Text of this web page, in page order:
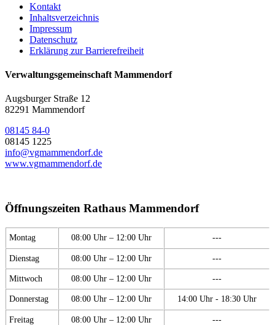
Kontakt
Inhaltsverzeichnis
Impressum
Datenschutz
Erklärung zur Barrierefreiheit
Verwaltungsgemeinschaft Mammendorf
Augsburger Straße 12
82291 Mammendorf
08145 84-0
08145 1225
info@vgmammendorf.de
www.vgmammendorf.de
Öffnungszeiten Rathaus Mammendorf
Montag 08:00 Uhr – 12:00 Uhr ---
Dienstag 08:00 Uhr – 12:00 Uhr ---
Mittwoch 08:00 Uhr – 12:00 Uhr ---
Donnerstag 08:00 Uhr – 12:00 Uhr 14:00 Uhr - 18:30 Uhr
Freitag 08:00 Uhr – 12:00 Uhr ---